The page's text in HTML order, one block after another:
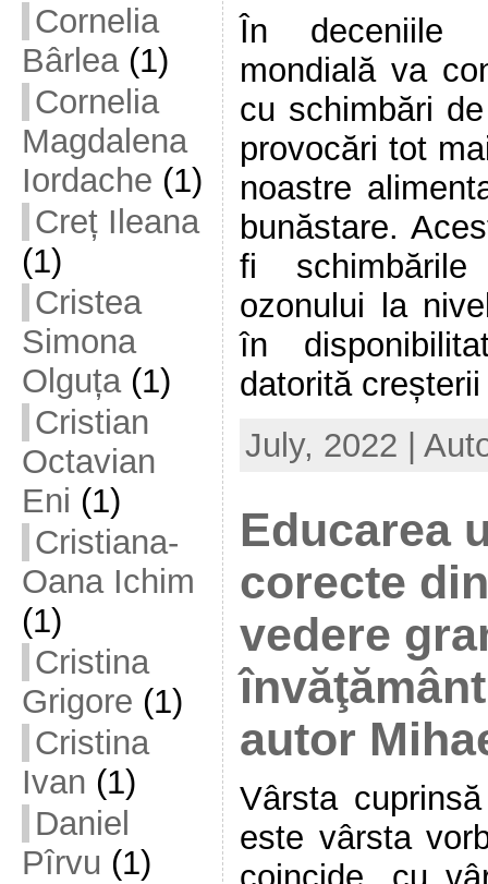
Cornelia
Bârlea(1)
Cornelia
Magdalena
Iordache (1)
Creț Ileana
(1)
Cristea
Simona
Olguța(1)
Cristian
Octavian
Eni (1)
Cristiana-
Oana Ichim
(1)
Cristina
Grigore (1)
Cristina
Ivan (1)
Daniel
Pîrvu (1)
În deceniile
mondială va
cu schimbări
provocări tot
noastre
bunăstare.
fi schimbările
ozonului la
în
datorită
July, 2022 |
Educarea
corecte
vedere
autor
Vârsta
este vârsta